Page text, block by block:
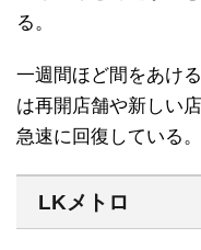
る。
一週間ほど間をあけ
は再開店舗や新しい
急速に回復している。
LKメトロ